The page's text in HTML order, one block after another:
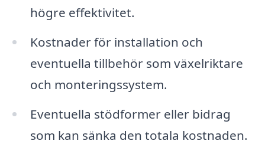
högre effektivitet.
Kostnader för installation och
eventuella tillbehör som växelriktare
och monteringssystem.
Eventuella stödformer eller bidrag
som kan sänka den totala kostnaden.